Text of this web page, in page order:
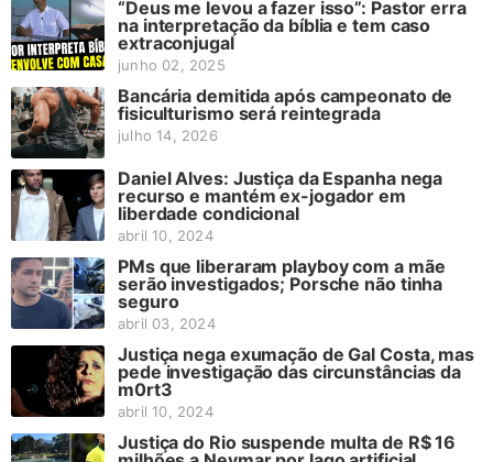
“Deus me levou a fazer isso”: Pastor erra
na interpretação da bíblia e tem caso
extraconjugal
junho 02, 2025
Bancária demitida após campeonato de
fisiculturismo será reintegrada
julho 14, 2026
Daniel Alves: Justiça da Espanha nega
recurso e mantém ex-jogador em
liberdade condicional
abril 10, 2024
PMs que liberaram playboy com a mãe
serão investigados; Porsche não tinha
seguro
abril 03, 2024
Justiça nega exumação de Gal Costa, mas
pede investigação das circunstâncias da
m0rt3
abril 10, 2024
Justiça do Rio suspende multa de R$ 16